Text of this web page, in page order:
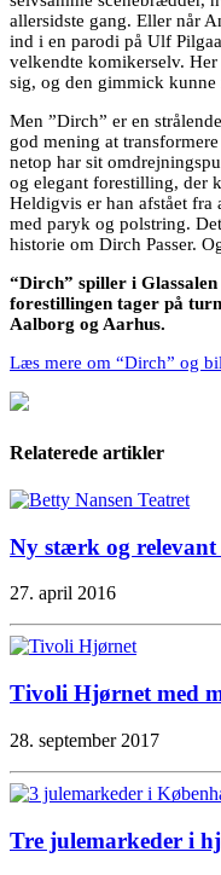
allersidste gang. Eller når
ind i en parodi på Ulf
velkendte komikerselv.
sig, og den gimmick
Men ”Dirch” er en
god mening at
netop har sit
og elegant forestilling, der
Heldigvis er han afstået fra
med paryk og polstring.
historie om Dirch Passer.
“Dirch” spiller i
forestillingen tager på
Aalborg og Aarhus.
Læs mere om “Dirch” og
Relaterede artikler
Ny stærk og relevant
27. april 2016
Tivoli Hjørnet med
28. september 2017
Tre julemarkeder i